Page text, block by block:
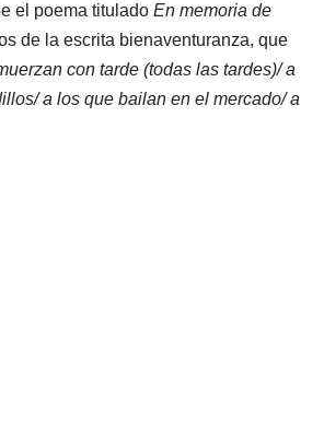
el poema titulado En memoria de
de la escrita bienaventuranza, que
con tarde (todas las tardes)/ a
a los que bailan en el mercado/ a